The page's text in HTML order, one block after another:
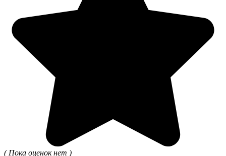
( Пока оценок нет )